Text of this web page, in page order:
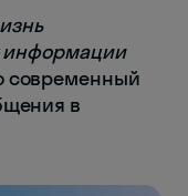
информации
современный
в